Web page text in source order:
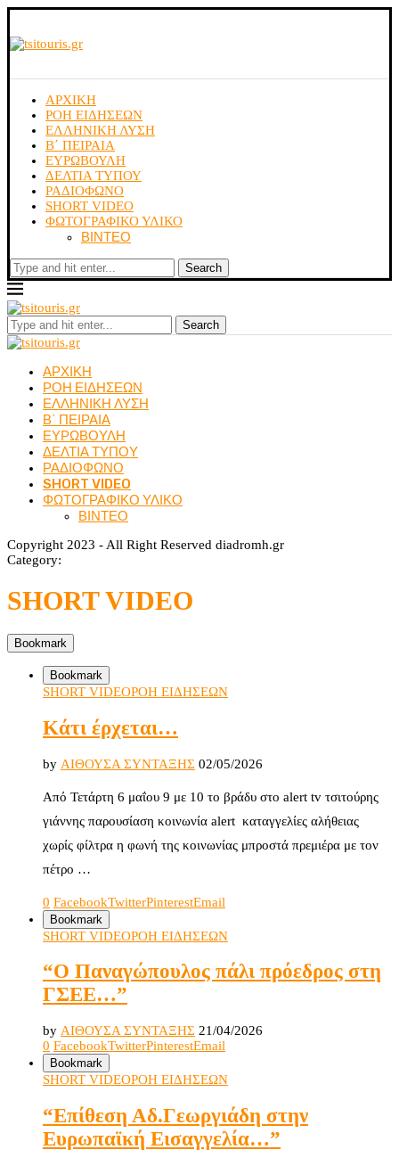
ΑΡΧΙΚΗ
ΡΟΗ ΕΙΔΗΣΕΩΝ
ΕΛΛΗΝΙΚΗ ΛΥΣΗ
Β΄ ΠΕΙΡΑΙΑ
ΕΥΡΩΒΟΥΛΗ
ΔΕΛΤΙΑ ΤΥΠΟΥ
ΡΑΔΙΟΦΩΝΟ
SHORT VIDEO
ΦΩΤΟΓΡΑΦΙΚΟ ΥΛΙΚΟ
ΒΙΝΤΕΟ
Search
Search
ΑΡΧΙΚΗ
ΡΟΗ ΕΙΔΗΣΕΩΝ
ΕΛΛΗΝΙΚΗ ΛΥΣΗ
Β΄ ΠΕΙΡΑΙΑ
ΕΥΡΩΒΟΥΛΗ
ΔΕΛΤΙΑ ΤΥΠΟΥ
ΡΑΔΙΟΦΩΝΟ
SHORT VIDEO
ΦΩΤΟΓΡΑΦΙΚΟ ΥΛΙΚΟ
ΒΙΝΤΕΟ
Copyright 2023 - All Right Reserved diadromh.gr
Category:
SHORT VIDEO
Bookmark
Bookmark
SHORT VIDEOΡΟΗ ΕΙΔΗΣΕΩΝ
Κάτι έρχεται…
by ΑΙΘΟΥΣΑ ΣΥΝΤΑΞΗΣ 02/05/2026
Από Τετάρτη 6 μαΐου 9 με 10 το βράδυ στο alert tv τσιτούρης
γιάννης παρουσίαση κοινωνία alert καταγγελίες αλήθειας
χωρίς φίλτρα η φωνή της κοινωνίας μπροστά πρεμιέρα με τον
πέτρο …
0 FacebookTwitterPinterestEmail
Bookmark
SHORT VIDEOΡΟΗ ΕΙΔΗΣΕΩΝ
“Ο Παναγώπουλος πάλι πρόεδρος στη
ΓΣΕΕ…”
by ΑΙΘΟΥΣΑ ΣΥΝΤΑΞΗΣ 21/04/2026
0 FacebookTwitterPinterestEmail
Bookmark
SHORT VIDEOΡΟΗ ΕΙΔΗΣΕΩΝ
“Επίθεση Αδ.Γεωργιάδη στην
Ευρωπαϊκή Εισαγγελία…”